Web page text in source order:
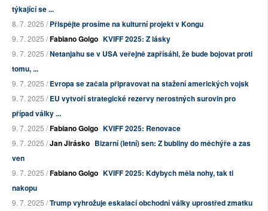
týkající se ...
8. 7. 2025 /Přispějte prosíme na kulturní projekt v Kongu
9. 7. 2025 /Fabiano Golgo KVIFF 2025: Z lásky
9. 7. 2025 /Netanjahu se v USA veřejně zapřísáhl, že bude bojovat proti
tomu, ...
9. 7. 2025 /Evropa se začala připravovat na stažení amerických vojsk
9. 7. 2025 /EU vytvoří strategické rezervy nerostných surovin pro
případ války ...
9. 7. 2025 /Fabiano Golgo KVIFF 2025: Renovace
9. 7. 2025 /Jan Jirásko Bizarní (letní) sen: Z bubliny do měchýře a zas
ven
9. 7. 2025 /Fabiano Golgo KVIFF 2025: Kdybych měla nohy, tak ti
nakopu
9. 7. 2025 /Trump vyhrožuje eskalací obchodní války uprostřed zmatku